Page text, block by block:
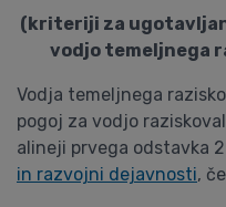
(kriteriji za
vodjo temeljnega
Vodja temeljnega
pogoj za vodjo
alineji prvega odstavka
in razvojni dejavnosti,